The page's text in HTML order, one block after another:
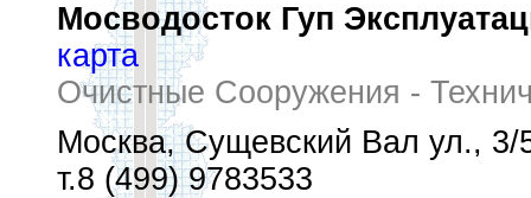
Мосводосток Гуп
карта
Очистные Сооружения -
Москва, Сущевский Вал ул., 3/
т.8 (499) 9783533